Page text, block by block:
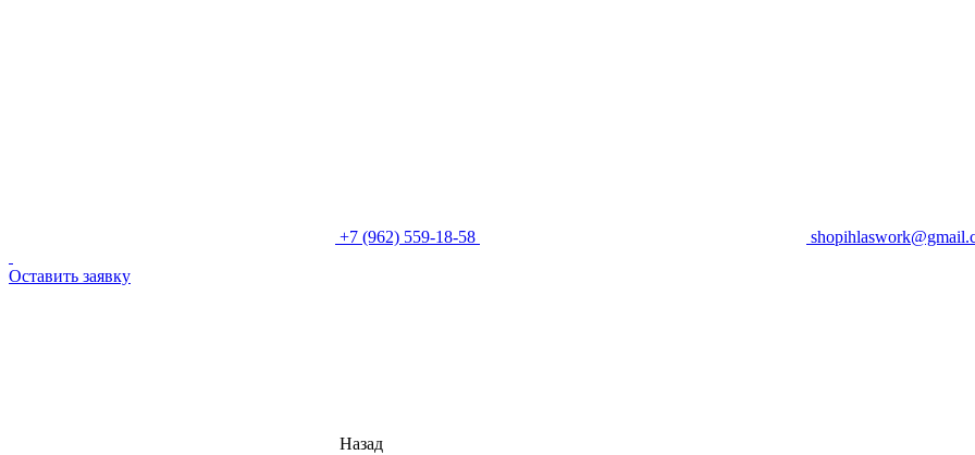
+7 (962) 559-18-58
Оставить заявку
Назад